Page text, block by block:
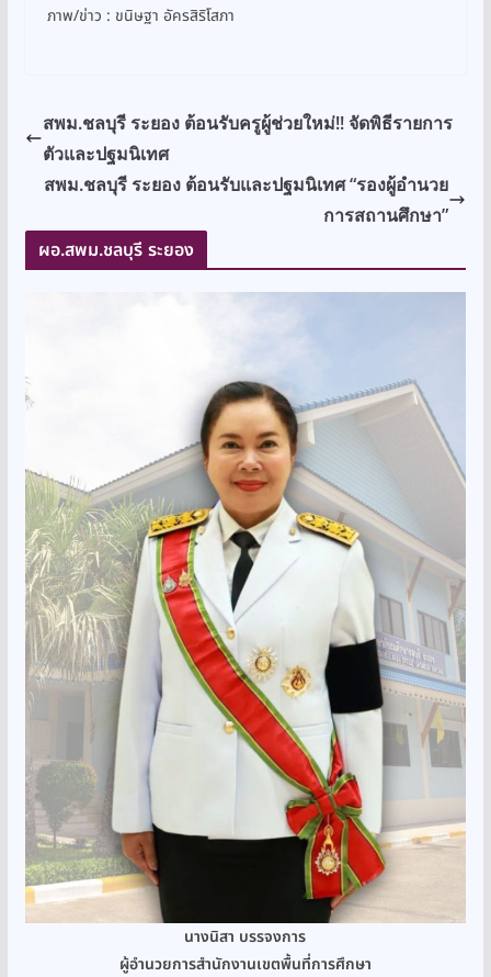
ภาพ/ข่าว : ขนิษฐา อัครสิริโสภา
สพม.ชลบุรี ระยอง ต้อนรับครูผู้ช่วยใหม่!! จัดพิธีรายการ
ตัวและปฐมนิเทศ
สพม.ชลบุรี ระยอง ต้อนรับและปฐมนิเทศ “รองผู้อำนวย
การสถานศึกษา”
ผอ.สพม.ชลบุรี ระยอง
นางนิสา บรรจงการ
ผู้อำนวยการสำนักงานเขตพื้นที่การศึกษา